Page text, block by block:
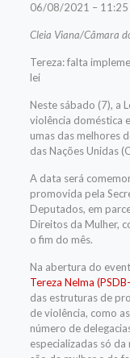
06/08/2021 – 11:25
Cleia Viana/Câmara
Tereza: falta
lei
Neste sábado (7), a
violência doméstica
umas das melhores
das Nações Unidas
A data será
promovida pela
Deputados, em
Direitos da Mulher,
o fim do mês.
Na abertura do
Tereza Nelma
das estruturas de
de violência, como
número de
especializadas só